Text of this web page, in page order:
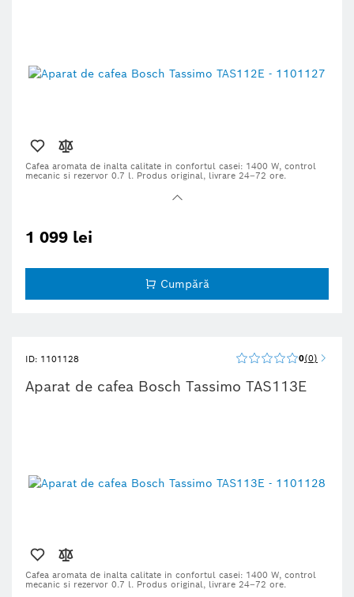
Cafea aromata de inalta calitate in confortul casei: 1400 W, control
mecanic si rezervor 0.7 l. Produs original, livrare 24–72 ore.
1 099 lei
Cumpără
ID: 1101128 0 0
Aparat de cafea Bosch Tassimo TAS113E
Cafea aromata de inalta calitate in confortul casei: 1400 W, control
mecanic si rezervor 0.7 l. Produs original, livrare 24–72 ore.